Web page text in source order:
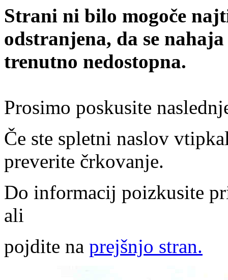
Strani ni bilo mogoče
odstranjena, da se
trenutno nedostopna.
Prosimo poskusite
Če ste spletni naslov
preverite črkovanje.
Do informacij poizkusite
ali
pojdite na prejšnjo stran.